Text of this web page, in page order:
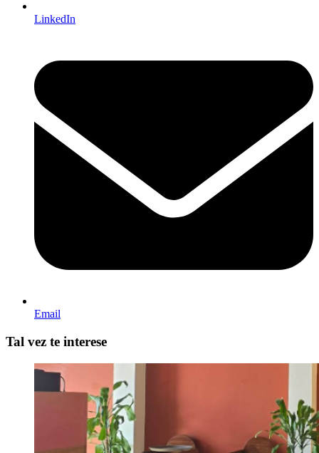
LinkedIn
Email
Tal vez te interese